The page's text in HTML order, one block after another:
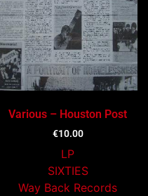
Various – Houston Post
€10.00
LP
SIXTIES
Way Back Records